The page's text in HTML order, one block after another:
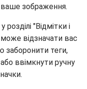
ваше зображення.
"Відмітки і
відзначати вас
заборонити теги,
ввімкнути ручну